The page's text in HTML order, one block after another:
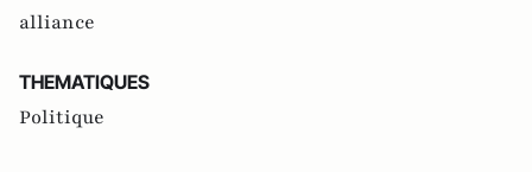
alliance
THEMATIQUES
Politique